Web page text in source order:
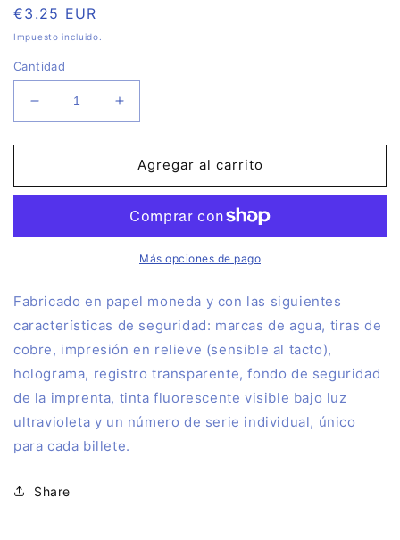
Precio
habitual
€3.25 EUR
Impuesto incluido.
Cantidad
Reducir
cantidad
para
2025.
Souvenir
Familia
2025-
6
Aumentar
cantidad
para
Edición
2025.
Euro
Souvenir
Familia
Barcelona
2025-
6
Agregar al carrito
Más opciones de pago
Fabricado en papel moneda y con las siguientes
características de seguridad: marcas de agua, tiras de
cobre, impresión en relieve (sensible al tacto),
holograma, registro transparente, fondo de seguridad
de la imprenta, tinta fluorescente visible bajo luz
ultravioleta y un número de serie individual, único
para cada billete.
Share